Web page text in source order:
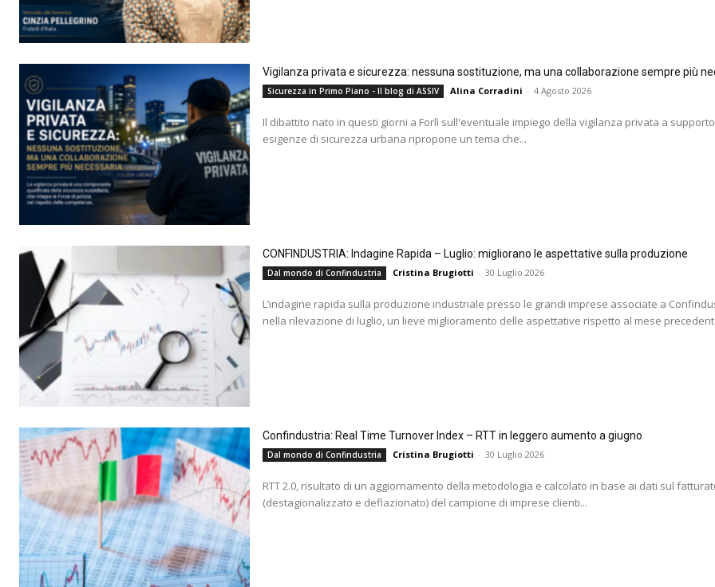
Vigilanza privata e sicurezza: nessuna sostituzione, ma una collaborazione sempre più
Sicurezza in Primo Piano - Il blog di ASSIV Alina Corradini - 4 Agosto 2026
Il dibattito nato in questi giorni a Forlì sull'eventuale impiego della vigilanza privata a
esigenze di sicurezza urbana ripropone un tema che...
CONFINDUSTRIA: Indagine Rapida – Luglio: migliorano le aspettative sulla produzione
Dal mondo di Confindustria Cristina Brugiotti - 30 Luglio 2026
L’indagine rapida sulla produzione industriale presso le grandi imprese associate a
nella rilevazione di luglio, un lieve miglioramento delle aspettative rispetto al mese
Confindustria: Real Time Turnover Index – RTT in leggero aumento a giugno
Dal mondo di Confindustria Cristina Brugiotti - 30 Luglio 2026
RTT 2.0, risultato di un aggiornamento della metodologia e calcolato in base ai dati sul
(destagionalizzato e deflazionato) del campione di imprese clienti...